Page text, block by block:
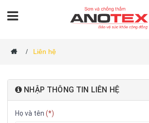
/ Liên hệ
NHẬP THÔNG TIN LIÊN HỆ
Họ và tên (*)